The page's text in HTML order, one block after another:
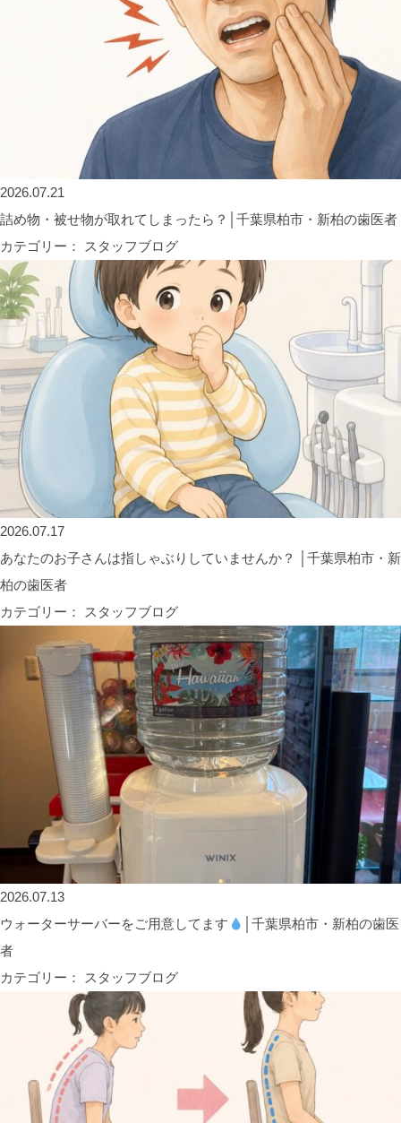
2026.07.21
詰め物・被せ物が取れてしまったら？│千葉県柏市・新柏の歯医者
カテゴリー： スタッフブログ
2026.07.17
あなたのお子さんは指しゃぶりしていませんか？ │千葉県柏市・新
柏の歯医者
カテゴリー： スタッフブログ
2026.07.13
ウォーターサーバーをご用意してます
│千葉県柏市・新柏の歯医
者
カテゴリー： スタッフブログ